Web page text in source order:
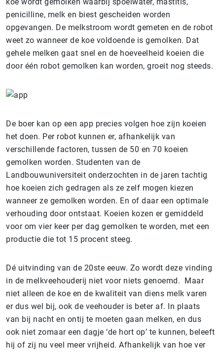
penicilline, melk en biest gescheiden worden
opgevangen. De melkstroom wordt gemeten en de robot
weet zo wanneer de koe voldoende is gemolken. Dat
gehele melken gaat snel en de hoeveelheid koeien die
door één robot gemolken kan worden, groeit nog steeds.
De boer kan op een app precies volgen hoe zijn koeien
het doen. Per robot kunnen er, afhankelijk van
verschillende factoren, tussen de 50 en 70 koeien
gemolken worden. Studenten van de
Landbouwuniversiteit onderzochten in de jaren tachtig
hoe koeien zich gedragen als ze zelf mogen kiezen
wanneer ze gemolken worden. En of daar een optimale
verhouding door ontstaat. Koeien kozen er gemiddeld
voor om vier keer per dag gemolken te worden, met een
productie die tot 15 procent steeg.
Dé uitvinding van de 20ste eeuw. Zo wordt deze vinding
in de melkveehouderij niet voor niets genoemd. Maar
niet alleen de koe en de kwaliteit van diens melk varen
er dus wel bij, ook de veehouder is beter af. In plaats
van bij nacht en ontij te moeten gaan melken, en dus
ook niet zomaar een dagje ‘de hort op’ te kunnen, beleeft
hij of zij nu veel meer vrijheid. Afhankelijk van hoe ver